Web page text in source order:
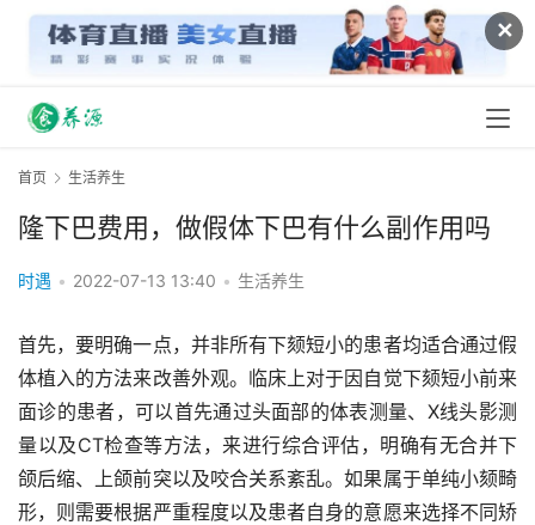
✕
首页 生活养生
隆下巴费用，做假体下巴有什么副作用吗
时遇 • 2022-07-13 13:40 • 生活养生
首先，要明确一点，并非所有下颏短小的患者均适合通过假
体植入的方法来改善外观。临床上对于因自觉下颏短小前来
面诊的患者，可以首先通过头面部的体表测量、X线头影测
量以及CT检查等方法，来进行综合评估，明确有无合并下
颌后缩、上颌前突以及咬合关系紊乱。如果属于单纯小颏畸
形，则需要根据严重程度以及患者自身的意愿来选择不同矫